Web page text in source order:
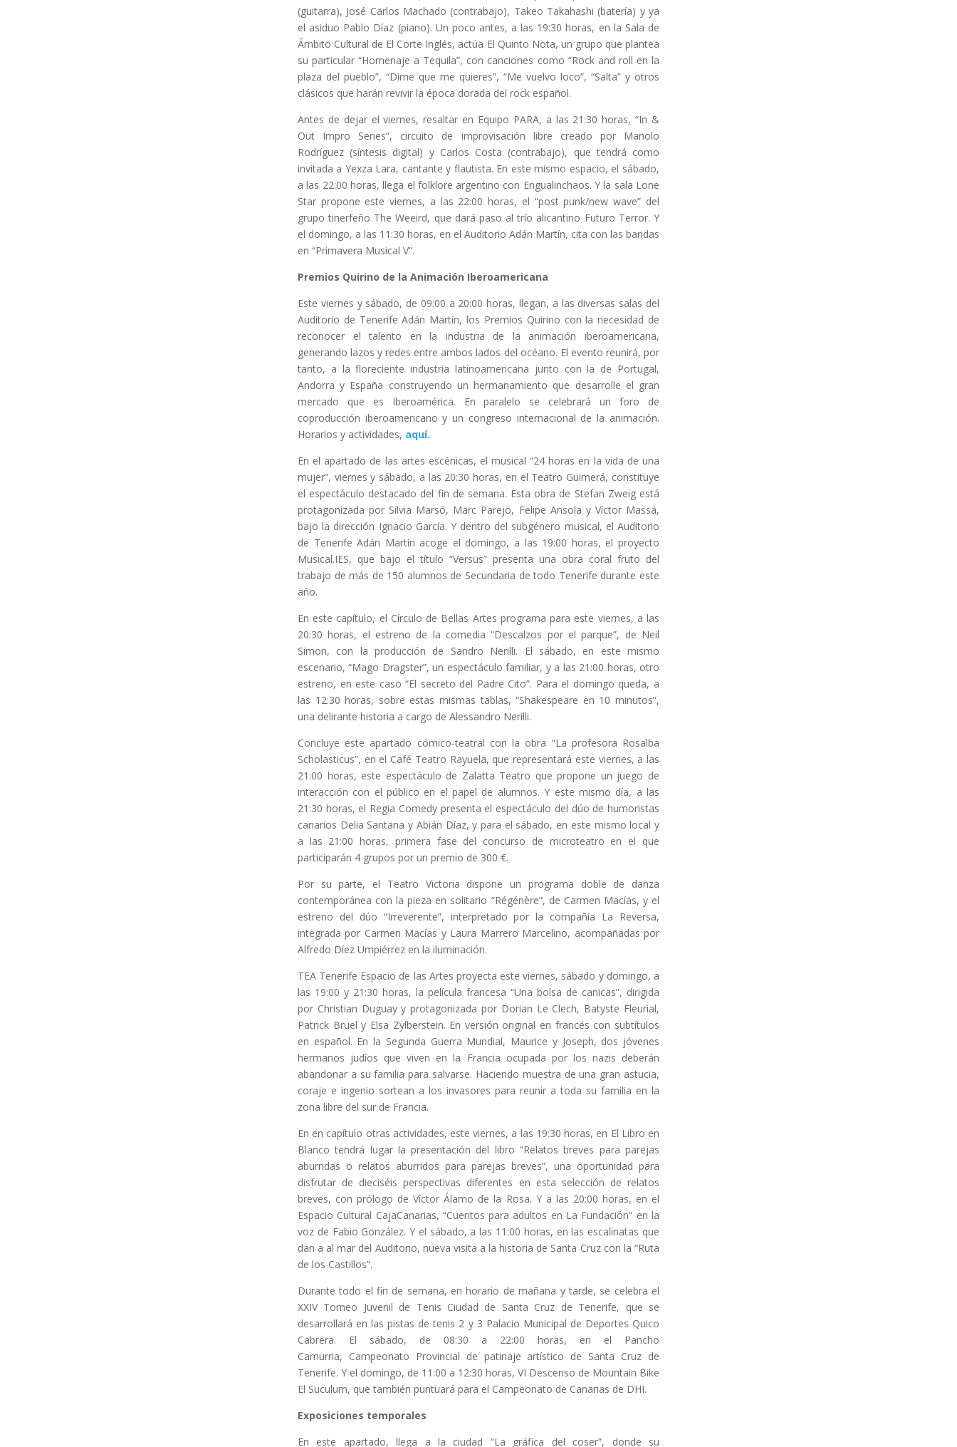
(guitarra), José Carlos Machado (contrabajo), Takeo Takahashi (batería) y ya
el asiduo Pablo Díaz (piano). Un poco antes, a las 19:30 horas, en la Sala de
Ámbito Cultural de El Corte Inglés, actúa El Quinto Nota, un grupo que plantea
su particular “Homenaje a Tequila”, con canciones como “Rock and roll en la
plaza del pueblo”, “Dime que me quieres”, “Me vuelvo loco”, “Salta” y otros
clásicos que harán revivir la época dorada del rock español.
Antes de dejar el viernes, resaltar en Equipo PARA, a las 21:30 horas, “In &
Out Impro Series”, circuito de improvisación libre creado por Manolo
Rodríguez (síntesis digital) y Carlos Costa (contrabajo), que tendrá como
invitada a Yexza Lara, cantante y flautista. En este mismo espacio, el sábado,
a las 22:00 horas, llega el folklore argentino con Engualinchaos. Y la sala Lone
Star propone este viernes, a las 22:00 horas, el “post punk/new wave” del
grupo tinerfeño The Weeird, que dará paso al trío alicantino Futuro Terror. Y
el domingo, a las 11:30 horas, en el Auditorio Adán Martín, cita con las bandas
en “Primavera Musical V”.
Premios Quirino de la Animación Iberoamericana
Este viernes y sábado, de 09:00 a 20:00 horas, llegan, a las diversas salas del
Auditorio de Tenerife Adán Martín, los Premios Quirino con la necesidad de
reconocer el talento en la industria de la animación iberoamericana,
generando lazos y redes entre ambos lados del océano. El evento reunirá, por
tanto, a la floreciente industria latinoamericana junto con la de Portugal,
Andorra y España construyendo un hermanamiento que desarrolle el gran
mercado que es Iberoamérica. En paralelo se celebrará un foro de
coproducción iberoamericano y un congreso internacional de la animación.
Horarios y actividades, aquí.
En el apartado de las artes escénicas, el musical “24 horas en la vida de una
mujer”, viernes y sábado, a las 20:30 horas, en el Teatro Guimerá, constituye
el espectáculo destacado del fin de semana. Esta obra de Stefan Zweig está
protagonizada por Silvia Marsó, Marc Parejo, Felipe Ansola y Víctor Massá,
bajo la dirección Ignacio García. Y dentro del subgénero musical, el Auditorio
de Tenerife Adán Martín acoge el domingo, a las 19:00 horas, el proyecto
Musical.IES, que bajo el título “Versus” presenta una obra coral fruto del
trabajo de más de 150 alumnos de Secundaria de todo Tenerife durante este
año.
En este capítulo, el Círculo de Bellas Artes programa para este viernes, a las
20:30 horas, el estreno de la comedia “Descalzos por el parque”, de Neil
Simon, con la producción de Sandro Nerilli. El sábado, en este mismo
escenario, “Mago Dragster”, un espectáculo familiar, y a las 21:00 horas, otro
estreno, en este caso “El secreto del Padre Cito”. Para el domingo queda, a
las 12:30 horas, sobre estas mismas tablas, “Shakespeare en 10 minutos”,
una delirante historia a cargo de Alessandro Nerilli.
Concluye este apartado cómico-teatral con la obra “La profesora Rosalba
Scholasticus”, en el Café Teatro Rayuela, que representará este viernes, a las
21:00 horas, este espectáculo de Zalatta Teatro que propone un juego de
interacción con el público en el papel de alumnos. Y este mismo día, a las
21:30 horas, el Regia Comedy presenta el espectáculo del dúo de humoristas
canarios Delia Santana y Abián Díaz, y para el sábado, en este mismo local y
a las 21:00 horas, primera fase del concurso de microteatro en el que
participarán 4 grupos por un premio de 300 €.
Por su parte, el Teatro Victoria dispone un programa doble de danza
contemporánea con la pieza en solitario “Régénère”, de Carmen Macías, y el
estreno del dúo “Irreverente”, interpretado por la compañía La Reversa,
integrada por Carmen Macías y Laura Marrero Marcelino, acompañadas por
Alfredo Díez Umpiérrez en la iluminación.
TEA Tenerife Espacio de las Artes proyecta este viernes, sábado y domingo, a
las 19:00 y 21:30 horas, la película francesa “Una bolsa de canicas”, dirigida
por Christian Duguay y protagonizada por Dorian Le Clech, Batyste Fleurial,
Patrick Bruel y Elsa Zylberstein. En versión original en francés con subtítulos
en español. En la Segunda Guerra Mundial, Maurice y Joseph, dos jóvenes
hermanos judíos que viven en la Francia ocupada por los nazis deberán
abandonar a su familia para salvarse. Haciendo muestra de una gran astucia,
coraje e ingenio sortean a los invasores para reunir a toda su familia en la
zona libre del sur de Francia.
En en capítulo otras actividades, este viernes, a las 19:30 horas, en El Libro en
Blanco tendrá lugar la presentación del libro “Relatos breves para parejas
aburridas o relatos aburridos para parejas breves”, una oportunidad para
disfrutar de dieciséis perspectivas diferentes en esta selección de relatos
breves, con prólogo de Víctor Álamo de la Rosa. Y a las 20:00 horas, en el
Espacio Cultural CajaCanarias, “Cuentos para adultos en La Fundación” en la
voz de Fabio González. Y el sábado, a las 11:00 horas, en las escalinatas que
dan a al mar del Auditorio, nueva visita a la historia de Santa Cruz con la “Ruta
de los Castillos”.
Durante todo el fin de semana, en horario de mañana y tarde, se celebra el
XXIV Torneo Juvenil de Tenis Ciudad de Santa Cruz de Tenerife, que se
desarrollará en las pistas de tenis 2 y 3 Palacio Municipal de Deportes Quico
Cabrera. El sábado, de 08:30 a 22:00 horas, en el Pancho
Camurria, Campeonato Provincial de patinaje artístico de Santa Cruz de
Tenerife. Y el domingo, de 11:00 a 12:30 horas, VI Descenso de Mountain Bike
El Suculum, que también puntuará para el Campeonato de Canarias de DHI.
Exposiciones temporales
En este apartado, llega a la ciudad “La gráfica del coser”, donde su